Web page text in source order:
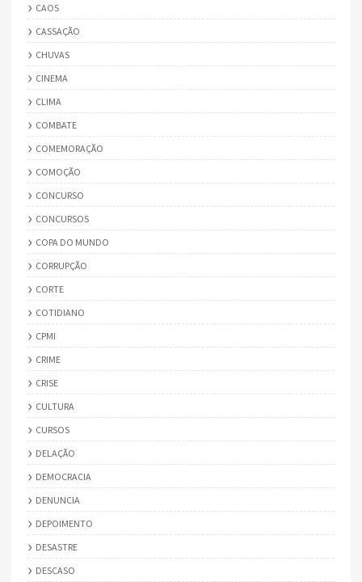
CAOS
CASSAÇÃO
CHUVAS
CINEMA
CLIMA
COMBATE
COMEMORAÇÃO
COMOÇÃO
CONCURSO
CONCURSOS
COPA DO MUNDO
CORRUPÇÃO
CORTE
COTIDIANO
CPMI
CRIME
CRISE
CULTURA
CURSOS
DELAÇÃO
DEMOCRACIA
DENUNCIA
DEPOIMENTO
DESASTRE
DESCASO